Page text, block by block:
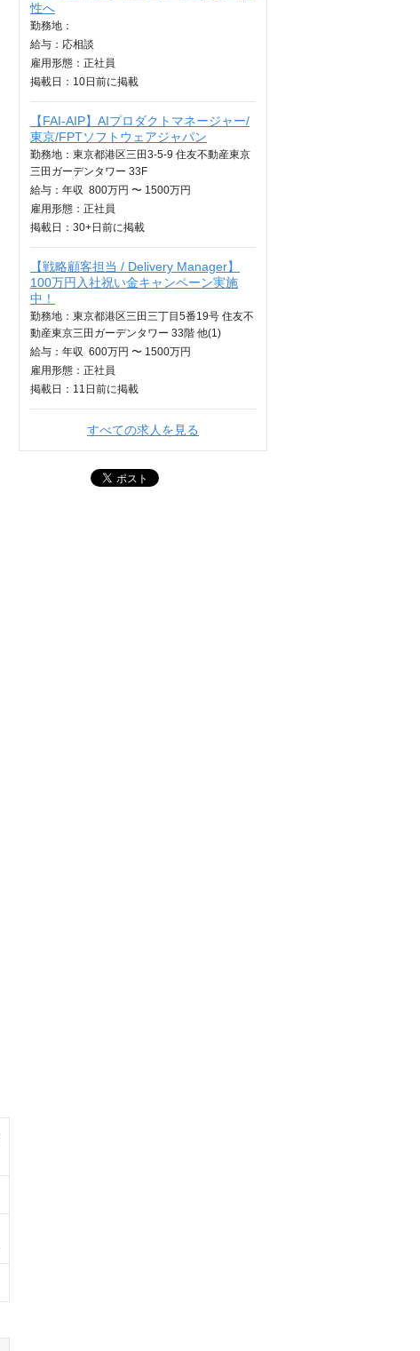
性へ
勤務地：
給与： 応相談
雇用形態：正社員
掲載日： 10日 前に掲載
【FAI-AIP】AIプロダクトマネージャー/
東京/FPTソフトウェアジャパン
勤務地：東京都港区三田3-5-9 住友不動産東京
三田ガーデンタワー 33F
給与： 年収 800万円 〜 1500万円
雇用形態：正社員
掲載日： 30+日 前に掲載
【戦略顧客担当 / Delivery Manager】
100万円入社祝い金キャンペーン実施
中！
勤務地：東京都港区三田三丁目5番19号 住友不
動産東京三田ガーデンタワー 33階 他(1)
給与： 年収 600万円 〜 1500万円
雇用形態：正社員
掲載日： 11日 前に掲載
すべての求人を見る